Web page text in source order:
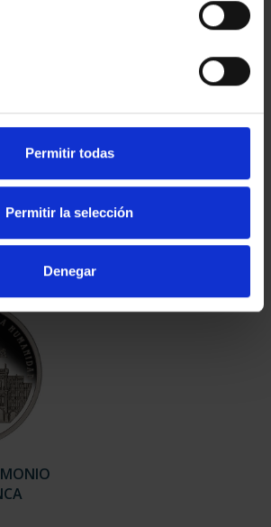
Permitir todas
Permitir la selección
Denegar
CIUDADES PATRIMONIO
73,00 €